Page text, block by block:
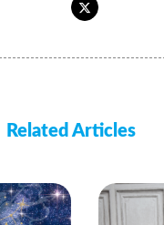
Related Articles